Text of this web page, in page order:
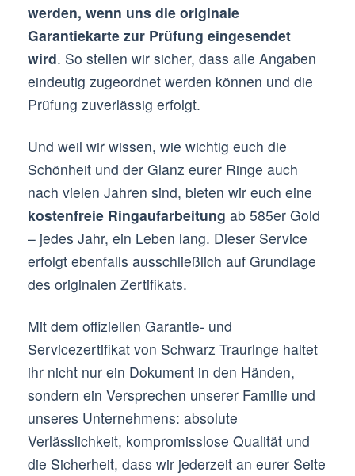
werden, wenn uns die originale
Garantiekarte zur Prüfung eingesendet
wird. So stellen wir sicher, dass alle Angaben
eindeutig zugeordnet werden können und die
Prüfung zuverlässig erfolgt.
Und weil wir wissen, wie wichtig euch die
Schönheit und der Glanz eurer Ringe auch
nach vielen Jahren sind, bieten wir euch eine
kostenfreie Ringaufarbeitung ab 585er Gold
– jedes Jahr, ein Leben lang. Dieser Service
erfolgt ebenfalls ausschließlich auf Grundlage
des originalen Zertifikats.
Mit dem offiziellen Garantie- und
Servicezertifikat von Schwarz Trauringe haltet
ihr nicht nur ein Dokument in den Händen,
sondern ein Versprechen unserer Familie und
unseres Unternehmens: absolute
Verlässlichkeit, kompromisslose Qualität und
die Sicherheit, dass wir jederzeit an eurer Seite